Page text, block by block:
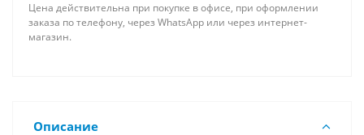
Цена действительна при покупке в офисе, при оформлении
заказа по телефону, через WhatsApp или через интернет-
магазин.
Описание